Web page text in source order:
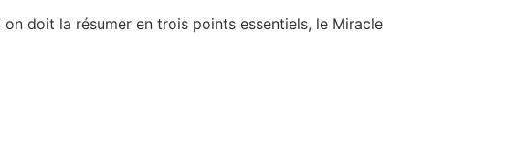
doit la résumer en trois points essentiels, le Miracle